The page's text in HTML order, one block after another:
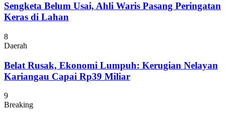
Sengketa Belum Usai, Ahli Waris Pasang Peringatan
Keras di Lahan
8
Daerah
Belat Rusak, Ekonomi Lumpuh: Kerugian Nelayan
Kariangau Capai Rp39 Miliar
9
Breaking